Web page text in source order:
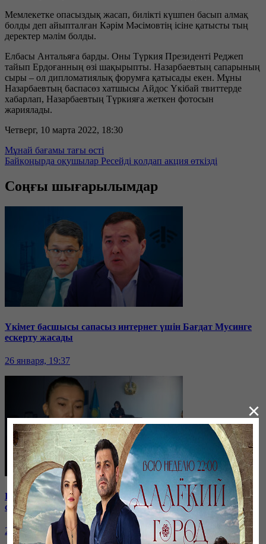
Мемлекетке опасыздық жасап, билікті күшпен басып алмақ
болды деп айыпталған Кәрім Мәсімовтің ісіне қатысты тың
деректер мәлім болды.
Елбасы Антальяға барды. Оны Түркия Президенті Реджеп
тайып Ердоғанның өзі шақырыпты. Назарбаевтың сапарының
сыры – ол дипломатиялық форумға қатысады екен. Мұны
Назарбаевтың баспасөз хатшысы Айдос Үкібай твиттерде
хабарлап, Назарбаевтың Түркияға жеткен фотосын
жариялады.
Четверг, 10 марта 2022, 18:30
Мұнай бағамы тағы өсті
Байқоңырда оқушылар Ресейді қолдап акция өткізді
Соңғы шығарылымдар
Үкімет басшысы сапасыз интернет үшін Бағдат Мусинге
ескерту жасады
26 января, 19:37
Бірнеше отбасын алдаған туристік фирма директоры
сотталып жатыр
26 января, 19:36
×